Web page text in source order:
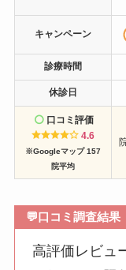
キャンペーン
診療時間
休診日
口コミ評価
4.6
※Googleマップ 157
院平均
💬口コミ調査結果
高評価レビュ